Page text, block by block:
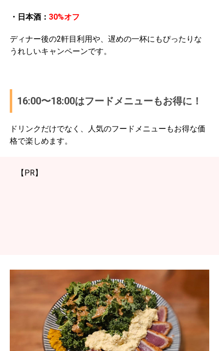
・日本酒： 30%オフ
ディナー後の2軒目利用や、遅めの一杯にもぴったりな
うれしいキャンペーンです。
16:00〜18:00はフードメニューもお得に！
ドリンクだけでなく、人気のフードメニューもお得な価
格で楽しめます。
【PR】